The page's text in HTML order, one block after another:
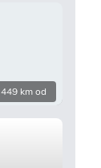
449 km od